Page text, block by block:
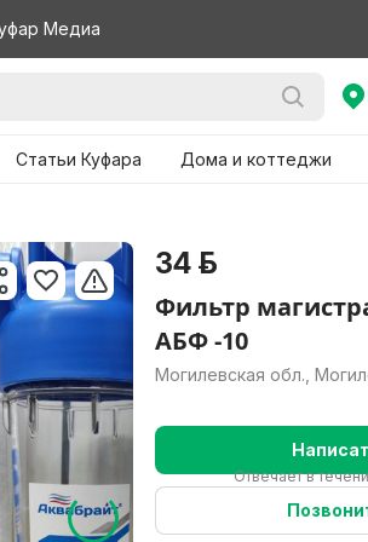
Медиа
Статьи Куфара Дома и коттеджи
34 р.
Фильтр
АБФ -10
Могилевская обл.,
Отвечает в